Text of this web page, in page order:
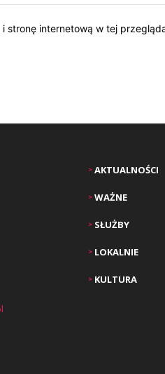
stronę internetową w tej
> AKTUALNOŚCI
> WAŻNE
> SŁUŻBY
> LOKALNIE
> KULTURA